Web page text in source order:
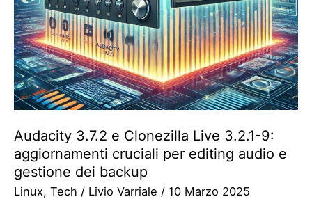
Audacity 3.7.2 e Clonezilla Live 3.2.1-9:
aggiornamenti cruciali per editing audio e
gestione dei backup
Linux, Tech / Livio Varriale / 10 Marzo 2025